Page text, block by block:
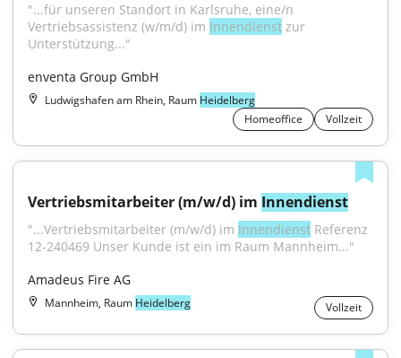
"...für unseren Standort in Karlsruhe, eine/n
Vertriebsassistenz (w/m/d) im Innendienst zur
Unterstützung..."
enventa Group GmbH
Ludwigshafen am Rhein, Raum Heidelberg
Homeoffice
Vollzeit
Vertriebsmitarbeiter (m/w/d) im Innendienst
"...Vertriebsmitarbeiter (m/w/d) im Innendienst Referenz
12-240469 Unser Kunde ist ein im Raum Mannheim..."
Amadeus Fire AG
Mannheim, Raum Heidelberg Vollzeit